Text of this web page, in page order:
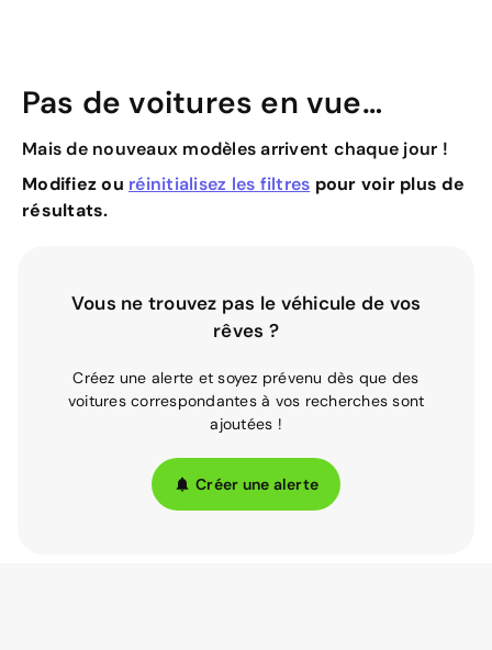
Pas de voitures en vue…
Mais de nouveaux modèles arrivent chaque jour !
Modifiez ou réinitialisez les filtres pour voir plus de
résultats.
Vous ne trouvez pas le véhicule de vos
rêves ?
Créez une alerte et soyez prévenu dès que des
voitures correspondantes à vos recherches sont
ajoutées !
Créer une alerte